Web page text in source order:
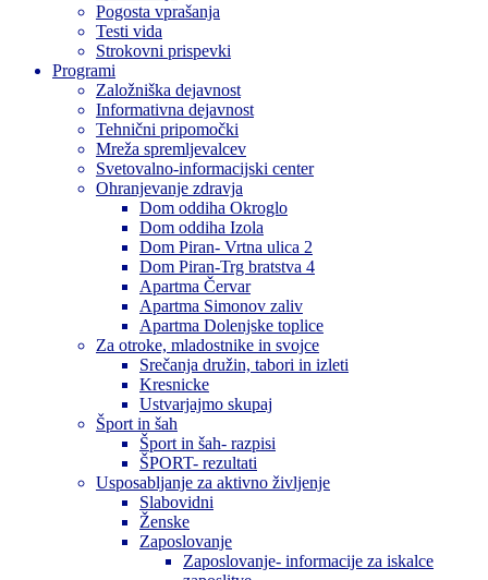
Pogosta vprašanja
Testi vida
Strokovni prispevki
Programi
Založniška dejavnost
Informativna dejavnost
Tehnični pripomočki
Mreža spremljevalcev
Svetovalno-informacijski center
Ohranjevanje zdravja
Dom oddiha Okroglo
Dom oddiha Izola
Dom Piran- Vrtna ulica 2
Dom Piran-Trg bratstva 4
Apartma Červar
Apartma Simonov zaliv
Apartma Dolenjske toplice
Za otroke, mladostnike in svojce
Srečanja družin, tabori in izleti
Kresnicke
Ustvarjajmo skupaj
Šport in šah
Šport in šah- razpisi
ŠPORT- rezultati
Usposabljanje za aktivno življenje
Slabovidni
Ženske
Zaposlovanje
Zaposlovanje- informacije za iskalce